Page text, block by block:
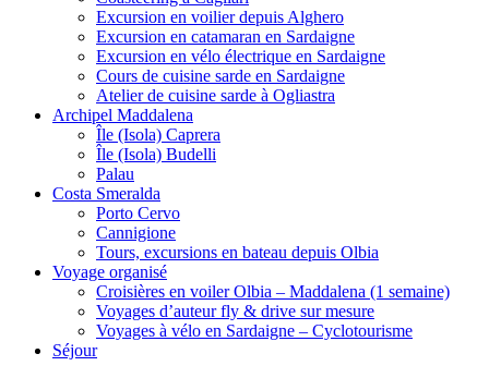
Excursion en voilier depuis Alghero
Excursion en catamaran en Sardaigne
Excursion en vélo électrique en Sardaigne
Cours de cuisine sarde en Sardaigne
Atelier de cuisine sarde à Ogliastra
Archipel Maddalena
Île (Isola) Caprera
Île (Isola) Budelli
Palau
Costa Smeralda
Porto Cervo
Cannigione
Tours, excursions en bateau depuis Olbia
Voyage organisé
Croisières en voiler Olbia – Maddalena (1 semaine)
Voyages d’auteur fly & drive sur mesure
Voyages à vélo en Sardaigne – Cyclotourisme
Séjour